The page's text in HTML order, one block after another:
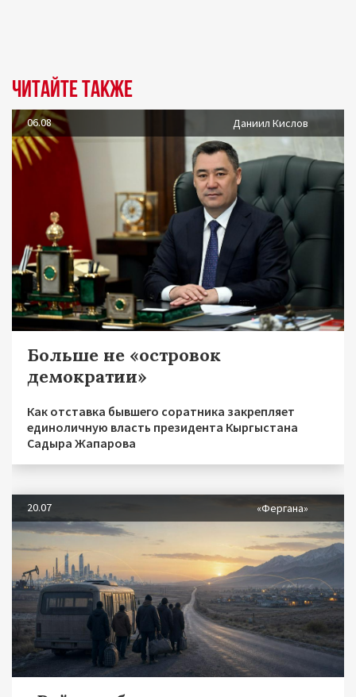
Читайте также
06.08 Даниил Кислов
Больше не «островок
демократии»
Как отставка бывшего соратника закрепляет
единоличную власть президента Кыргыстана
Садыра Жапарова
20.07 «Фергана»